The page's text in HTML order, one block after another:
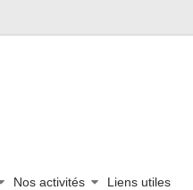
Nos activités Liens utiles